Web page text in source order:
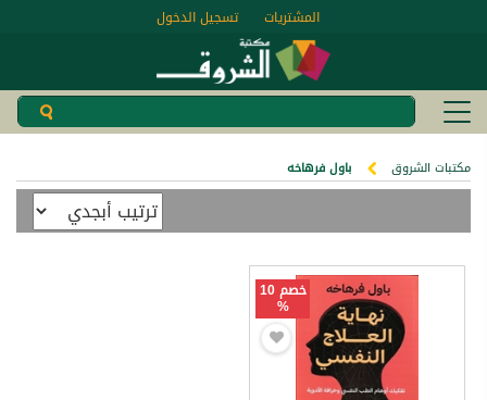
تسجيل الدخول المشتريات
مكتبات الشروق باول فرهاخه
خصم 10
%